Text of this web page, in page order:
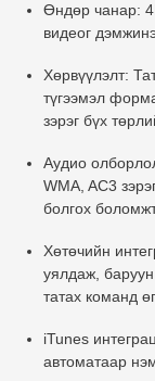
Өндөр чанар:
видеог
Хөрвүүлэлт:
түгээмэл
зэрэг бүх
Аудио
WMA, AC3
болгох
Хөтөчийн
уялдаж,
татах команд
iTunes
автоматаар